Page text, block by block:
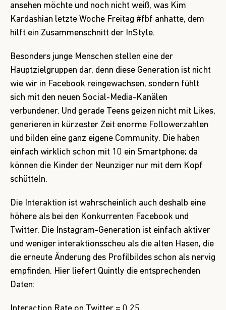
ansehen möchte und noch nicht weiß, was Kim
Kardashian letzte Woche Freitag #fbf anhatte, dem
hilft ein Zusammenschnitt der InStyle.
Besonders junge Menschen stellen eine der
Hauptzielgruppen dar, denn diese Generation ist nicht
wie wir in Facebook reingewachsen, sondern fühlt
sich mit den neuen Social-Media-Kanälen
verbundener. Und gerade Teens geizen nicht mit Likes,
generieren in kürzester Zeit enorme Followerzahlen
und bilden eine ganz eigene Community. Die haben
einfach wirklich schon mit 10 ein Smartphone; da
können die Kinder der Neunziger nur mit dem Kopf
schütteln.
Die Interaktion ist wahrscheinlich auch deshalb eine
höhere als bei den Konkurrenten Facebook und
Twitter. Die Instagram-Generation ist einfach aktiver
und weniger interaktionsscheu als die alten Hasen, die
die erneute Änderung des Profilbildes schon als nervig
empfinden. Hier liefert Quintly die entsprechenden
Daten: